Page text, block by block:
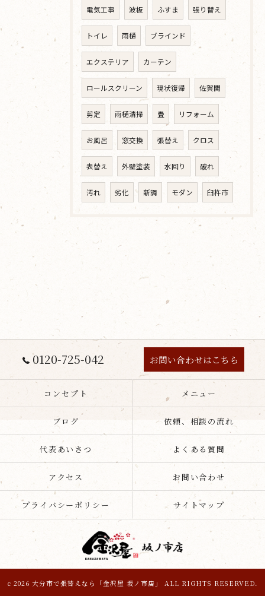
電気工事 波板 ふすま 張り替え
トイレ 雨樋 ブラインド
エクステリア カーテン
ロールスクリーン 現状復帰 佐賀関
剪定 雨樋清掃 畳 リフォーム
お風呂 窓交換 張替え クロス
表替え 外壁塗装 水回り 破れ
汚れ 劣化 新調 モダン 臼杵市
0120-725-042 お問い合わせはこちら
コンセプト メニュー
ブログ 依頼、相談の流れ
代表あいさつ よくある質問
アクセス お問い合わせ
プライバシーポリシー サイトマップ
c 2026 大分市で張替えなら「金沢屋 坂ノ市店」 ALL RIGHTS RESERVED.